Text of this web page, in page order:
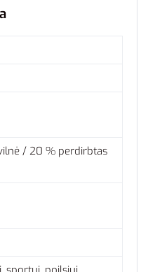
/ 20 % perdirbtas